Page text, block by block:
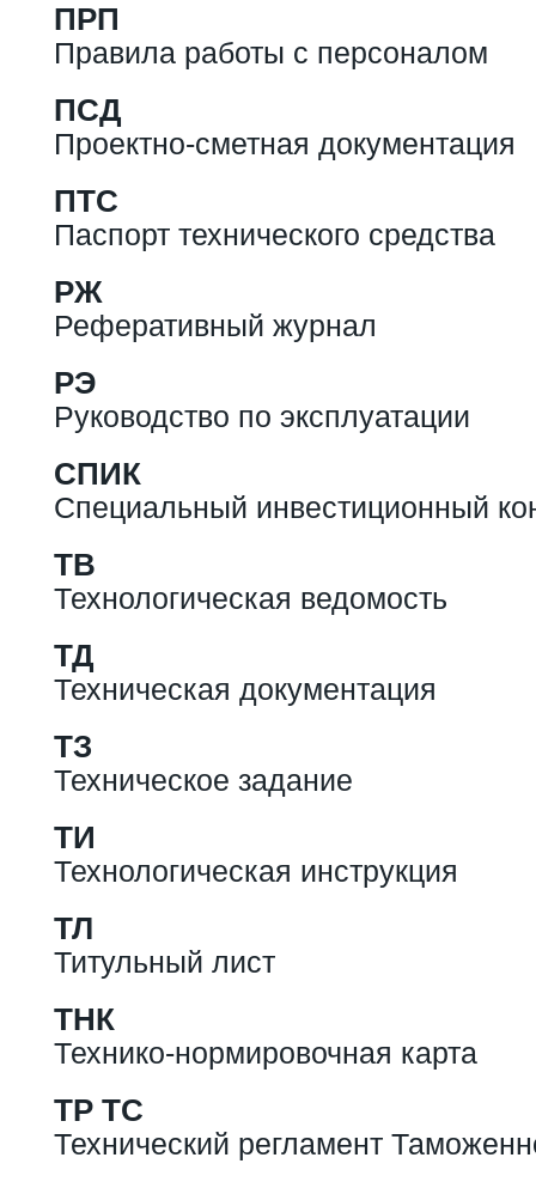
ПРП
Правила работы с персоналом
ПСД
Проектно-сметная документация
ПТС
Паспорт технического средства
РЖ
Реферативный журнал
РЭ
Руководство по эксплуатации
СПИК
Специальный инвестиционный
ТВ
Технологическая ведомость
ТД
Техническая документация
ТЗ
Техническое задание
ТИ
Технологическая инструкция
ТЛ
Титульный лист
ТНК
Технико-нормировочная карта
ТР ТС
Технический регламент